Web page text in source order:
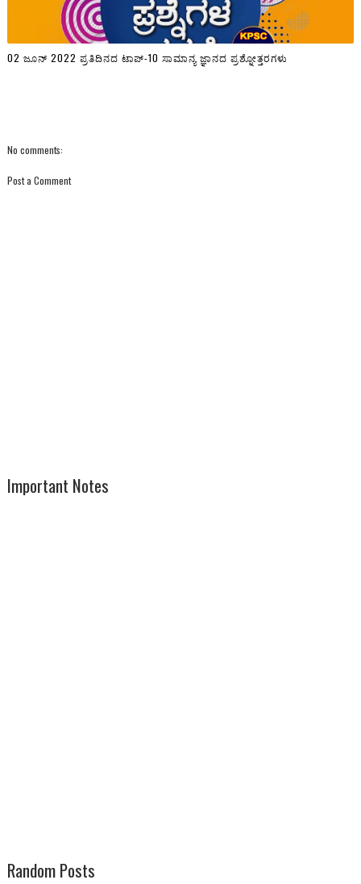
02 ಜೂನ್ 2022 ಪ್ರತಿದಿನದ ಟಾಪ್-10 ಸಾಮಾನ್ಯ ಜ್ಞಾನದ ಪ್ರಶ್ನೋತ್ತರಗಳು
No comments:
Post a Comment
Important Notes
Random Posts